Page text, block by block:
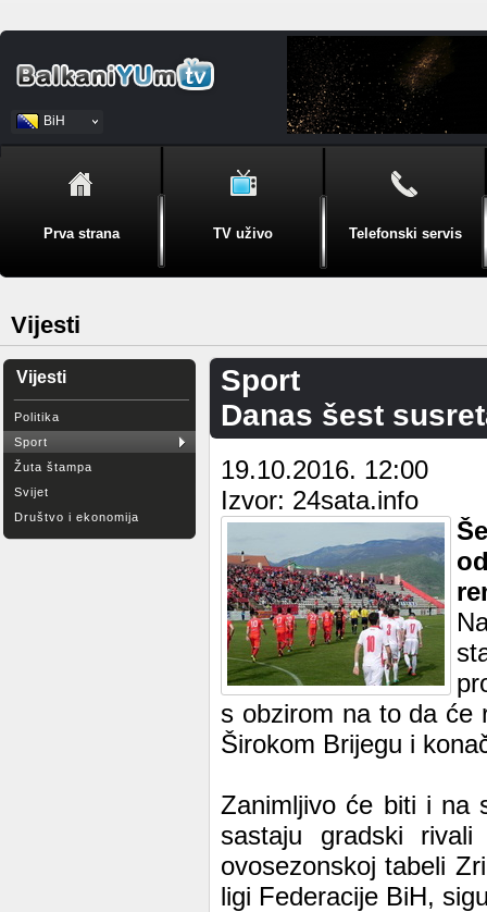
BiH
Srpski
Prva strana TV uživo Telefonski servis
Vijesti
Vijesti
Politika
Sport
Žuta štampa
Svijet
Društvo i ekonomija
Sport
Danas šest
19.10.2016. 12:00
Izvor: 24sata.info
s obzirom na to da će
Širokom Brijegu i
Zanimljivo će biti i na
sastaju gradski
ovosezonskoj tabeli
ligi Federacije BiH,